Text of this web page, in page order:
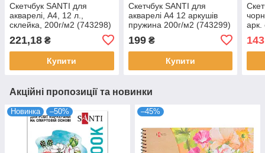
Скетчбук SANTI для
акварелі, А4, 12 л.,
склейка, 200г/м2 (743298)
221,18 ₴
Купити
Скетчбук SANTI для
акварелі А4 12 аркушів
пружина 200г/м2 (743299)
199₴
Купити
арк.
143
Акційні пропозиції та новинки
Новинка –50% –45%